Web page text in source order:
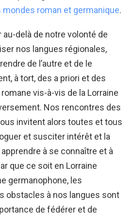
mondes roman et germanique.
au-delà de notre volonté de
nos langues régionales,
de l’autre et de le
à tort, des a priori et des
vis-à-vis de la Lorraine
Nos rencontres des
invitent alors toutes et tous
et susciter intérêt et la
à se connaître et à
que ce soit en Lorraine
germanophone, les
obstacles à nos langues sont
de fédérer et de